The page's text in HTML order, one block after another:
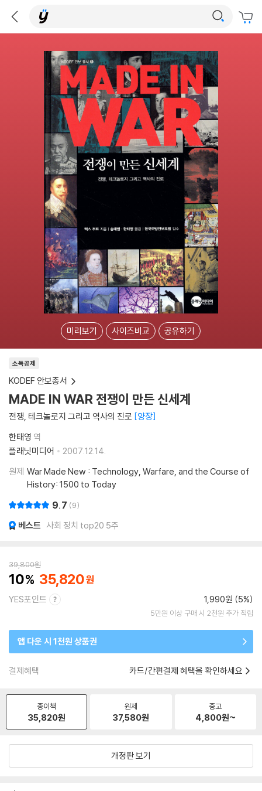
미리보기 사이즈비교 공유하기
소득공제
KODEF 안보총서
MADE IN WAR 전쟁이 만든 신세계
전쟁, 테크놀로지 그리고 역사의 진로 양장
한태영 역
플래닛미디어
2007.12.14.
원제 War Made New : Technology, Warfare, and the Course of
History: 1500 to Today
9.7 9
베스트 사회 정치 top20 5주
39,800원
10 35,820
YES포인트 1,990원 (5%)
5만원 이상 구매 시 2천원 추가 적립
앱 다운 시 1천원 상품권
결제혜택 카드/간편결제 혜택을 확인하세요
종이책
35,820원
원제
37,580원
중고
4,800원~
개정판 보기